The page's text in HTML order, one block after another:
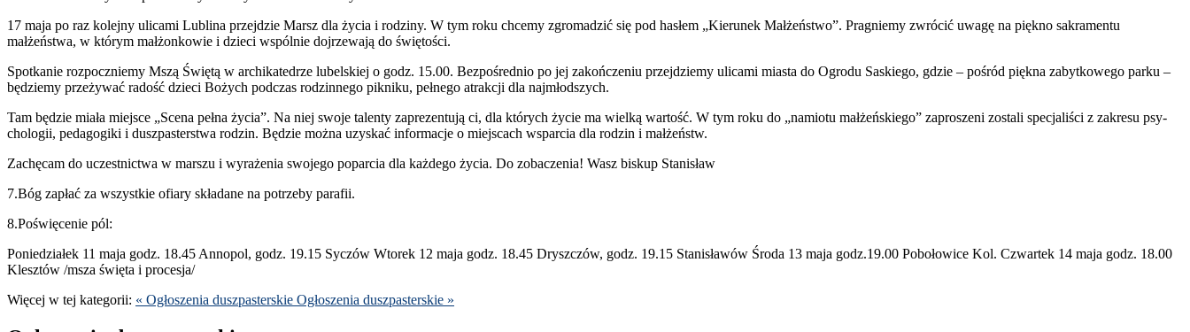
17 maja po raz kole­jny uli­cami Lublina prze­jdzie Marsz dla życia i rodziny. W tym roku chcemy zgro­madzić się pod hasłem „Kierunek Małżeństwo”. Prag­niemy zwró­cić uwagę na pię­kno sakra­mentu
małżeństwa, w którym małżonkowie i dzieci wspól­nie dojrze­wają do świętości.
Spotkanie rozpoczniemy Mszą Świętą w archikat­e­drze lubel­skiej o godz. 15.00. Bezpośred­nio po jej zakończe­niu prze­jdziemy uli­cami miasta do Ogrodu Sask­iego, gdzie – pośród piękna zabytkowego parku –
będziemy przeży­wać radość dzieci Bożych pod­czas rodzin­nego pikniku, pełnego atrakcji dla najmłodszych.
Tam będzie miała miejsce „Scena pełna życia”. Na niej swoje tal­enty zaprezen­tują ci, dla których życie ma wielką wartość. W tym roku do „namiotu małżeńskiego” zaproszeni zostali spec­jal­iści z zakresu psy­
chologii, ped­a­gogiki i dusz­pasterstwa rodzin. Będzie można uzyskać infor­ma­cje o miejs­cach wspar­cia dla rodzin i małżeństw.
Zachę­cam do uczest­nictwa w marszu i wyraże­nia swo­jego popar­cia dla każdego życia. Do zobaczenia! Wasz biskup Stanisław
7.Bóg zapłać za wszys­tkie ofi­ary składane na potrzeby parafii.
8.Poświęcenie pól:
Poniedzi­ałek 11 maja godz. 18.45 Annopol, godz. 19.15 Syczów Wtorek 12 maja godz. 18.45 Dryszczów, godz. 19.15 Stanisławów Środa 13 maja godz.19.00 Pobołow­ice Kol. Czwartek 14 maja godz. 18.00
Klesztów /​msza święta i procesja/
Więcej w tej kat­e­gorii: « Ogłoszenia dusz­paster­skie Ogłoszenia dusz­paster­skie »